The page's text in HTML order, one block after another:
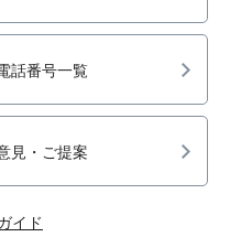
話番号一覧
見・ご提案
イド